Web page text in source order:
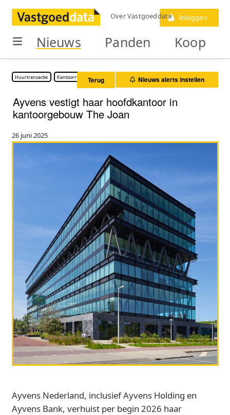
Over Vastgoeddata Inloggen
Nieuws Panden Koop
Huurtransactie KantoorruimteTerug Nieuws alerts instellen
Ayvens vestigt haar hoofdkantoor in
kantoorgebouw The Joan
26 juni 2025
Ayvens Nederland, inclusief Ayvens Holding en
Ayvens Bank, verhuist per begin 2026 haar